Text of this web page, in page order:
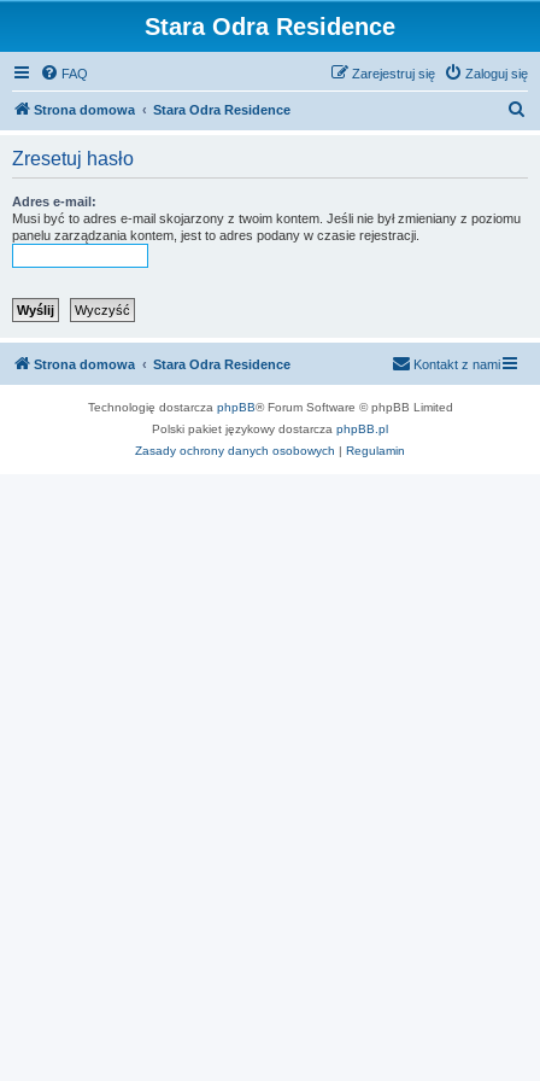
Stara Odra Residence
FAQ Zaloguj się
Zarejestruj się
Strona domowa Stara Odra Residence
Zresetuj hasło
Adres e-mail:
Musi być to adres e-mail skojarzony z twoim kontem. Jeśli nie był zmieniany z poziomu
panelu zarządzania kontem, jest to adres podany w czasie rejestracji.
Strona domowa Stara Odra Residence Kontakt z nami
Technologię dostarcza phpBB® Forum Software © phpBB Limited
Polski pakiet językowy dostarcza phpBB.pl
Zasady ochrony danych osobowych | Regulamin